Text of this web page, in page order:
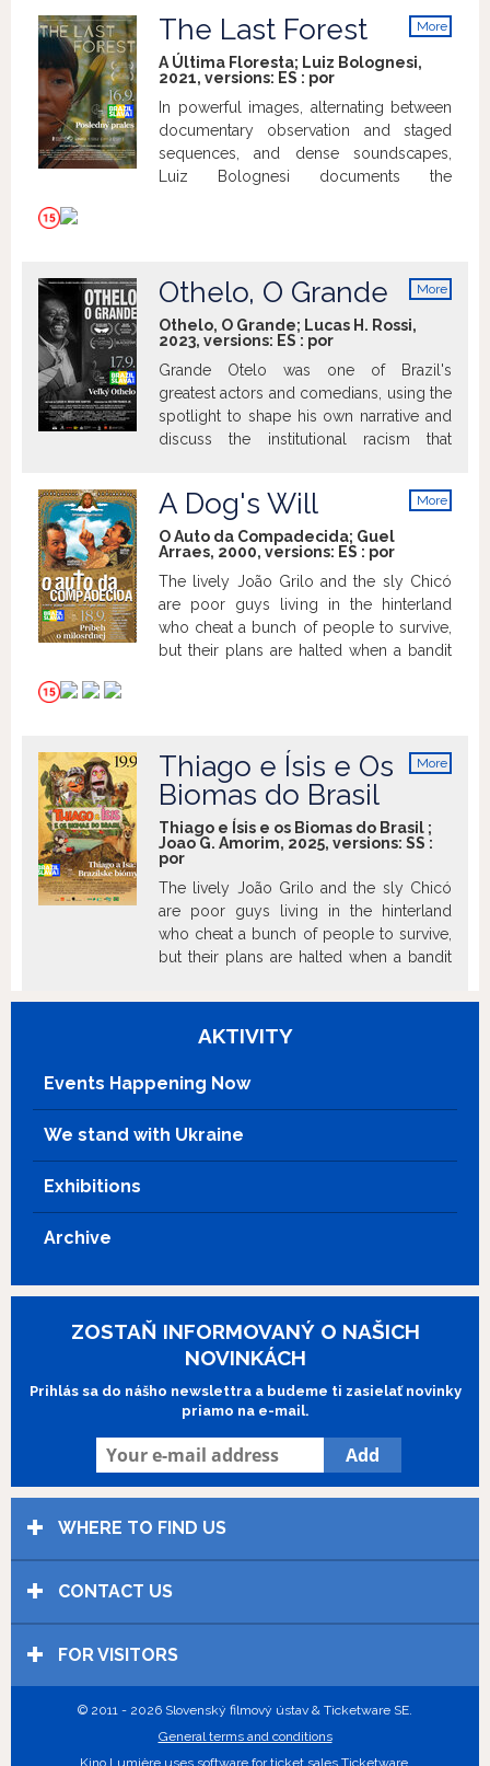
More
The Last Forest
A Última Floresta; Luiz Bolognesi,
2021, versions: ES : por
In powerful images, alternating between
documentary observation and staged
sequences, and dense soundscapes,
Luiz Bolognesi documents the
More
Othelo, O Grande
Othelo, O Grande; Lucas H. Rossi,
2023, versions: ES : por
Grande Otelo was one of Brazil's
greatest actors and comedians, using the
spotlight to shape his own narrative and
discuss the institutional racism that
More
A Dog's Will
O Auto da Compadecida; Guel
Arraes, 2000, versions: ES : por
The lively João Grilo and the sly Chicó
are poor guys living in the hinterland
who cheat a bunch of people to survive,
but their plans are halted when a bandit
More
Thiago e Ísis e Os
Biomas do Brasil
Thiago e Ísis e os Biomas do Brasil ;
Joao G. Amorim, 2025, versions: SS :
por
The lively João Grilo and the sly Chicó
are poor guys living in the hinterland
who cheat a bunch of people to survive,
but their plans are halted when a bandit
AKTIVITY
Events Happening Now
We stand with Ukraine
Exhibitions
Archive
ZOSTAŇ INFORMOVANÝ O NAŠICH
NOVINKÁCH
Prihlás sa do nášho newslettra a budeme ti zasielať novinky
priamo na e-mail.
WHERE TO FIND US
CONTACT US
FOR VISITORS
© 2011 - 2026 Slovenský filmový ústav & Ticketware SE.
General terms and conditions
Kino Lumière uses software for ticket sales Ticketware.